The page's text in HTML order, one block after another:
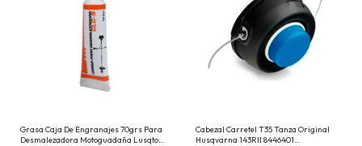
Grasa Caja De Engranajes 70grs Para
Desmalezadora Motoguadaña Lusqtoff
Cabezal Carretel T35 Tanza Original
Husqvarna 143RII 8446401